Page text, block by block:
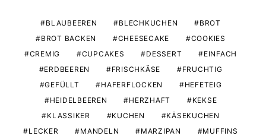
BLAUBEEREN BLECHKUCHEN
BROT
BROT BACKEN
CHEESECAKE
COOKIES
CREMIG
CUPCAKES DESSERT
EINFACH
ERDBEEREN
FRISCHKÄSE
FRUCHTIG
GEFÜLLT
HAFERFLOCKEN
HEFETEIG
HEIDELBEEREN
HERZHAFT
KEKSE
KLASSIKER
KUCHEN
KÄSEKUCHEN
LECKER
MANDELN MARZIPAN
MUFFINS